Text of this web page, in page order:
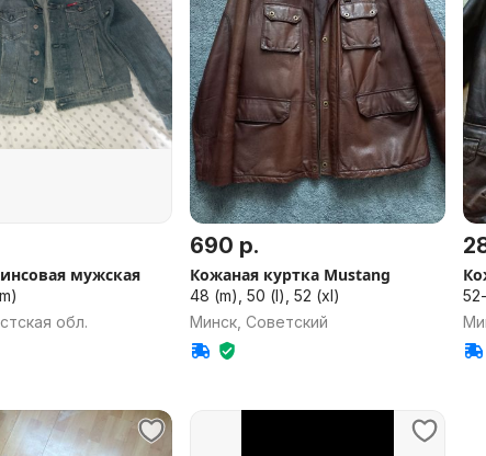
мужская
обл.
690 р.
Кожаная куртка Mustang
48 (m), 50 (l), 52 (xl)
Минск, Советский